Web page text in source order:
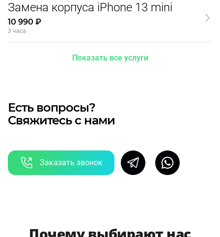
Замена корпуса iPhone 13 mini
10 990 ₽
3 часа
Показать все услуги
Есть вопросы?
Свяжитесь с нами
Заказать звонок